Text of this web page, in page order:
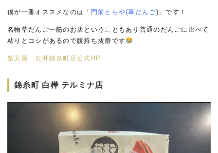
僕が一番オススメなのは「 門前とらや(草だんご)」です！
名物草だんご一筋のお店ということもあり普通のだんごに比べて
粘りとコシがあるので腹持ち抜群です
柴又屋 丸井錦糸町店公式HP
錦糸町 白樺 テルミナ店